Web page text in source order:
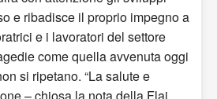
e ribadisce il proprio impegno a
e i lavoratori del settore
come quella avvenuta oggi
si ripetano. “La salute e
– chiosa la nota della Flai